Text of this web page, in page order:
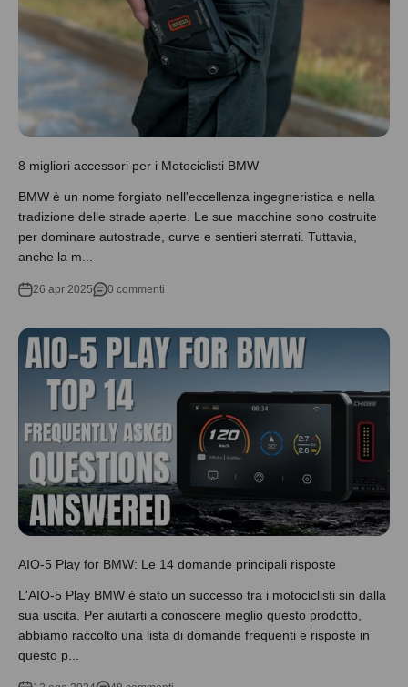
8 migliori accessori per i Motociclisti BMW
BMW è un nome forgiato nell'eccellenza ingegneristica e nella
tradizione delle strade aperte. Le sue macchine sono costruite
per dominare autostrade, curve e sentieri sterrati. Tuttavia,
anche la m...
26 apr 2025 0 commenti
AIO-5 Play for BMW: Le 14 domande principali risposte
L'AIO-5 Play BMW è stato un successo tra i motociclisti sin dalla
sua uscita. Per aiutarti a conoscere meglio questo prodotto,
abbiamo raccolto una lista di domande frequenti e risposte in
questo p...